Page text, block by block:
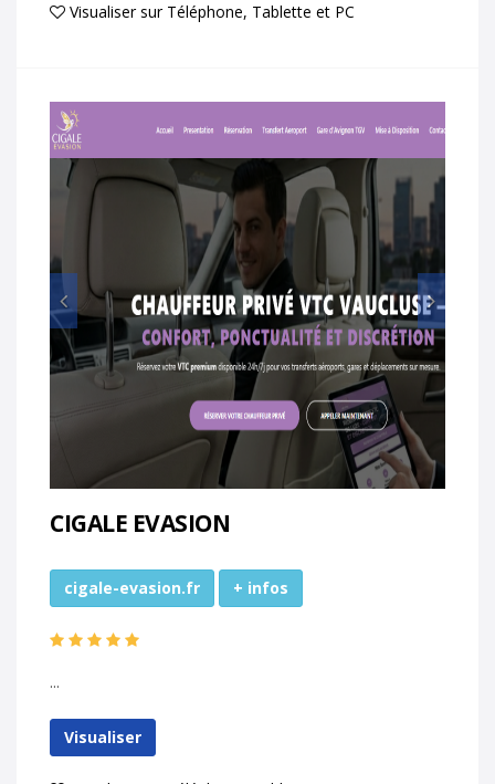
Visualiser sur Téléphone, Tablette et PC
Prec Suiv
CIGALE EVASION
cigale-evasion.fr + infos
...
Visualiser